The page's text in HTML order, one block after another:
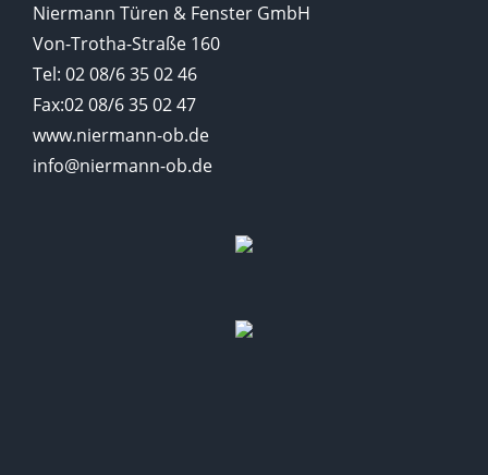
Niermann Türen & Fenster GmbH
Von-Trotha-Straße 160
Tel: 02 08/6 35 02 46
Fax:02 08/6 35 02 47
www.niermann-ob.de
info@niermann-ob.de